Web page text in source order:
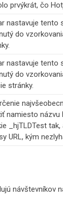
prvýkrát, čo
nastavuje tento
do
nastavuje tento
do
stránky.
namiesto
_hjTLDTest
URL, kým
návštevníkov